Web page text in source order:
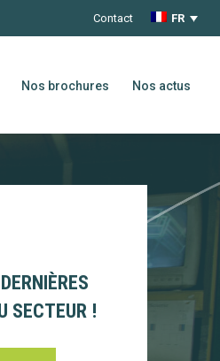
Contact FR
Nos brochures Nos actus
SECTEUR !